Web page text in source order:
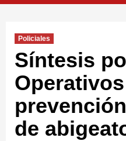
Policiales
Síntesis
de